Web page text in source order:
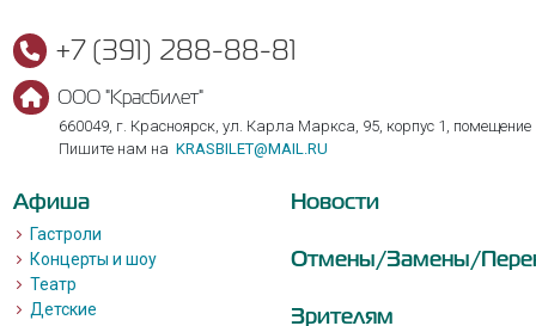
+7 (391) 288-88-81
ООО "Красбилет"
660049, г. Красноярск, ул. Карла Маркса, 95, корпус 1, помещение
Пишите нам на KRASBILET@MAIL.RU
Афиша
Гастроли
Концерты и шоу
Театр
Детские
Новости
Отмены/Замены/
Зрителям